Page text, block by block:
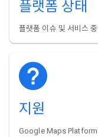
플랫폼 상태
플랫폼 이슈 및 서비스
지원
Google Maps Platform